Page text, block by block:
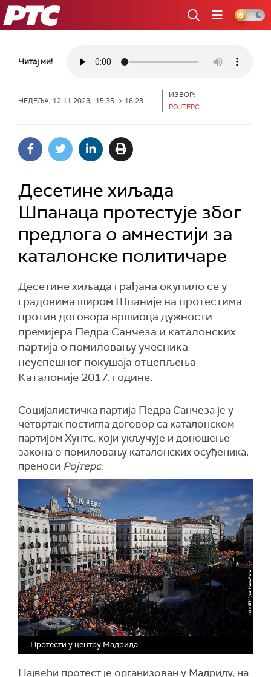
РТС
Читај ми!
НЕДЕЉА, 12.11.2023, 15:35 -> 16:23
ИЗВОР:
РОЈТЕРС
Десетине хиљада
Шпанаца протестује због
предлога о амнестији за
каталонске политичаре
Десетине хиљада грађана окупило се у
градовима широм Шпаније на протестима
против договора вршиоца дужности
премијера Педра Санчеза и каталонских
партија о помиловању учесника
неуспешног покушаја отцепљења
Каталоније 2017. године.
Социјалистичка партија Педра Санчеза је у
четвртак постигла договор са каталонском
партијом Хунтс, који укључује и доношење
закона о помиловању каталонских осуђеника,
преноси Ројтерс.
Протести у центру Мадрида
Највећи протест је организован у Мадриду, на